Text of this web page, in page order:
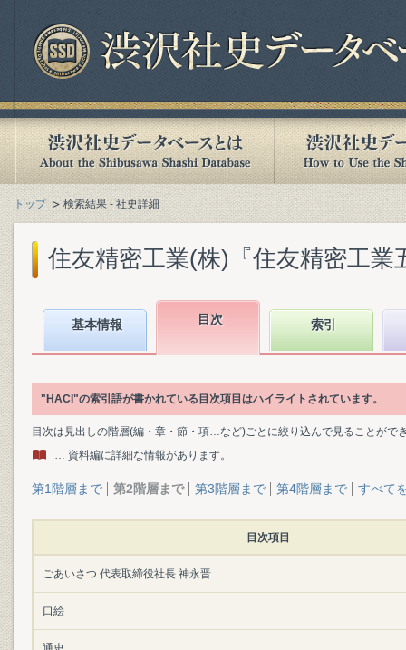
トップ 検索結果 - 社史詳細
住友精密工業(株)『住友精密工業
基本情報 目次 索引
"HACI"の索引語が書かれている目次項目はハイライトされています。
目次は見出しの階層(編・章・節・項…など)ごとに絞り込んで見ることがで
… 資料編に詳細な情報があります。
第1階層まで 第2階層まで 第3階層まで 第4階層まで すべて
目次項目
ごあいさつ 代表取締役社長 神永晋
口絵